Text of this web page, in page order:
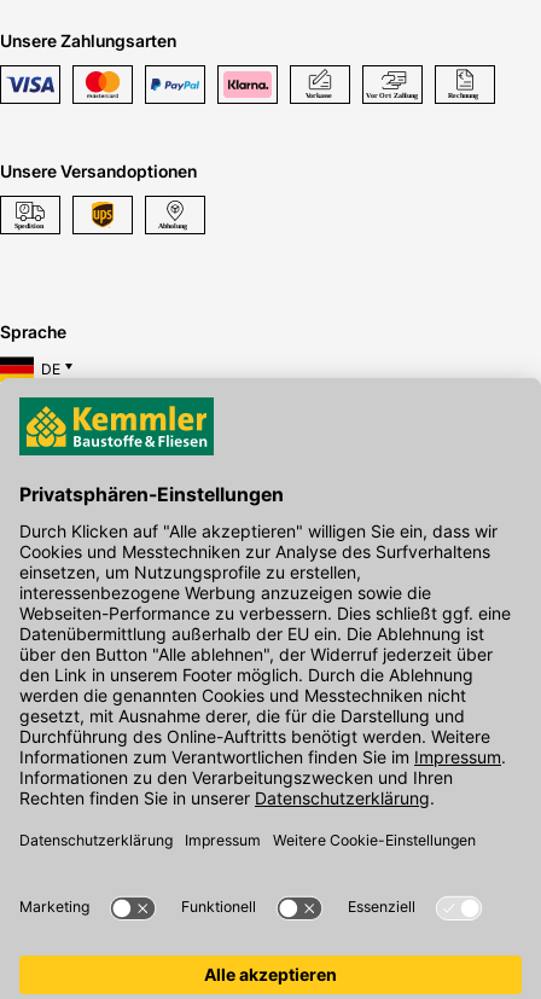
Unsere Zahlungsarten
Unsere Versandoptionen
Sprache
DE
Hier gibt's die kostenlose App
Kontakt
Unser Onlineshop Team ist montags bis freitags von 08:00 - 17:00
Uhr unter der Telefonnummer07071 / 151-151für Sie erreichbar.
Alternativ können Sie unser Kontaktformular nutzen.
Den Kontakt direkt in unsere Niederlassungen finden Sie
Folgen Sie uns auf :